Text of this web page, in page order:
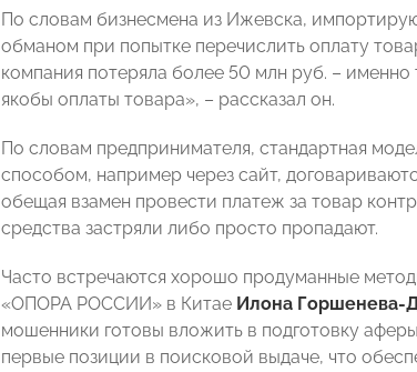
По словам бизнесмена из Ижевска,
обманом при попытке перечислить оплату
компания потеряла более 50 млн руб. –
якобы оплаты товара», – рассказал он.
По словам предпринимателя, стандартная
способом, например через сайт,
обещая взамен провести платеж за товар
средства застряли либо просто пропадают.
Часто встречаются хорошо продуманные
«ОПОРА РОССИИ» в Китае Илона Горшенева-
мошенники готовы вложить в подготовку
первые позиции в поисковой выдаче, что